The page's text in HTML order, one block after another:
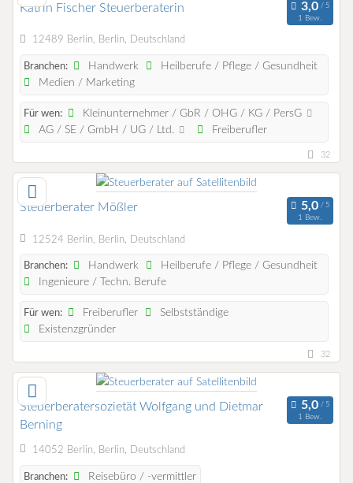
Katrin Fischer Steuerberaterin
1 Bew.
12489 Berlin, Berlin, Deutschland
Branchen: Handwerk
Heilberufe / Pflege / Gesundheit
Medien / Marketing
Für wen:
Kleinunternehmer / GbR / OHG / KG / PersG
AG / SE / GmbH / UG / Ltd.
Freiberufler
32
Steuerberater Mößler
1 Bew.
12524 Berlin, Berlin, Deutschland
Branchen: Handwerk
Heilberufe / Pflege / Gesundheit
Ingenieure / Techn. Berufe
Für wen: Freiberufler
Selbstständige
Existenzgründer
32
Steuerberatersozietät Wolfgang und Dietmar
Berning
1 Bew.
14052 Berlin, Berlin, Deutschland
Branchen: Reisebüro / -vermittler